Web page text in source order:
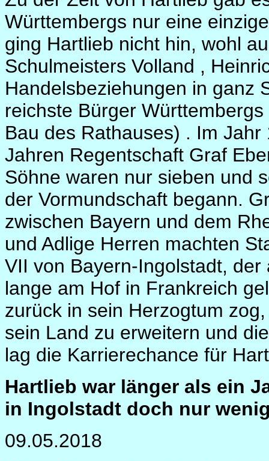
Württembergs nur eine
ging Hartlieb nicht hin, wohl
Schulmeisters Volland ,
Handelsbeziehungen in ganz
reichste Bürger
Bau des Rathauses) . Im
Jahren Regentschaft Graf
Söhne waren nur sieben und
der Vormundschaft begann.
zwischen Bayern und dem
und Adlige Herren machten
VII von Bayern-Ingolstadt,
lange am Hof in Frankreich
zurück in sein Herzogtum
sein Land zu erweitern und
lag die Karrierechance für
Hartlieb war länger als ein
in Ingolstadt doch nur
09.05.2018